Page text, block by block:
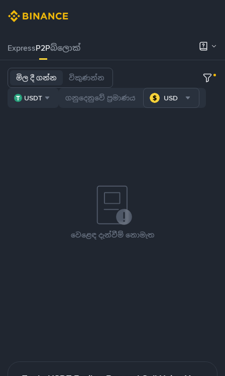
ExpressP2Pබ්ලොක්
මිල දී ගන්න විකුණන්න
USDT USD
වෙළෙඳ දැන්වීම් නොමැත